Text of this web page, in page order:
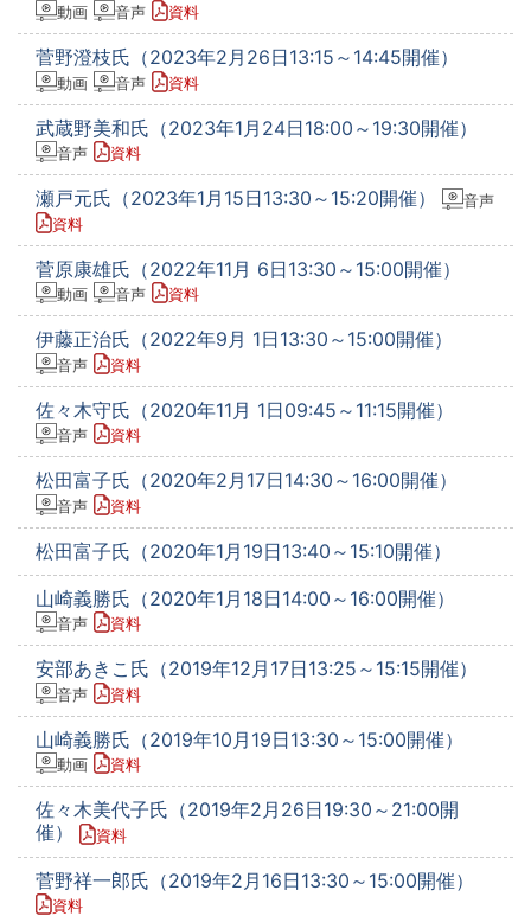
動画 音声 資料
菅野澄枝氏（2023年2月26日13:15～14:45開催）
動画 音声 資料
武蔵野美和氏（2023年1月24日18:00～19:30開催）
音声 資料
瀬戸元氏（2023年1月15日13:30～15:20開催）
音声
資料
菅原康雄氏（2022年11月 6日13:30～15:00開催）
動画 音声 資料
伊藤正治氏（2022年9月 1日13:30～15:00開催）
音声 資料
佐々木守氏（2020年11月 1日09:45～11:15開催）
音声 資料
松田富子氏（2020年2月17日14:30～16:00開催）
音声 資料
松田富子氏（2020年1月19日13:40～15:10開催）
山崎義勝氏（2020年1月18日14:00～16:00開催）
音声 資料
安部あきこ氏（2019年12月17日13:25～15:15開催）
音声 資料
山崎義勝氏（2019年10月19日13:30～15:00開催）
動画 資料
佐々木美代子氏（2019年2月26日19:30～21:00開
催）
資料
菅野祥一郎氏（2019年2月16日13:30～15:00開催）
資料